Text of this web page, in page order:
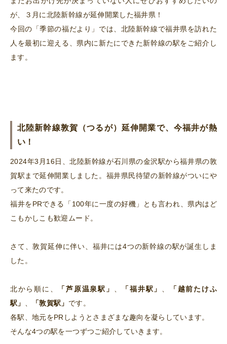
が、３月に北陸新幹線が延伸開業した福井県！
今回の「季節の福だより」では、北陸新幹線で福井県を訪れた
人を最初に迎える、県内に新たにできた新幹線の駅をご紹介し
ます。
北陸新幹線敦賀（つるが）延伸開業で、今福井が熱
い！
2024年3月16日、北陸新幹線が石川県の金沢駅から福井県の敦
賀駅まで延伸開業しました。福井県民待望の新幹線がついにや
って来たのです。
福井をPRできる「100年に一度の好機」とも言われ、県内はど
こもかしこも歓迎ムード。
さて、敦賀延伸に伴い、福井には4つの新幹線の駅が誕生しま
した。
北から順に、 「芦原温泉駅」 、 「福井駅」 、
「越前たけふ
駅」 、 「敦賀駅」 です。
各駅、地元をPRしようとさまざまな趣向を凝らしています。
そんな4つの駅を一つずつご紹介していきます。